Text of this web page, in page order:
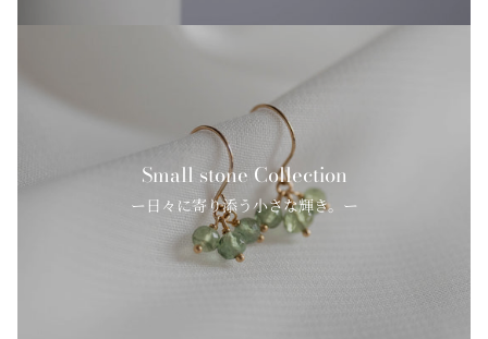
Small stone Collection
ー日々に寄り添う小さな輝き。ー